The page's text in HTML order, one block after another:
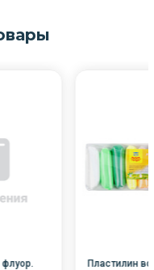
Пластилин